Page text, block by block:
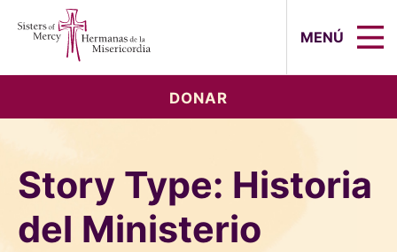
MENÚ
DONAR
Story Type: Historia
del Ministerio